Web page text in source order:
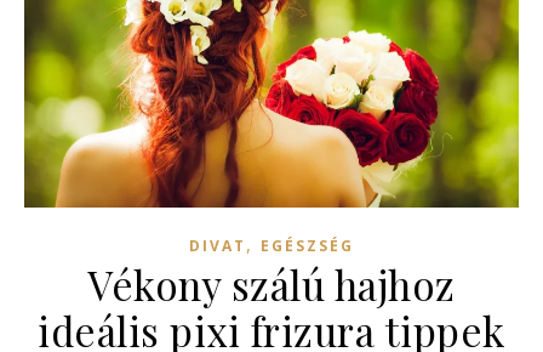
DIVAT , EGÉSZSÉG
Vékony szálú hajhoz
ideális pixi frizura tippek